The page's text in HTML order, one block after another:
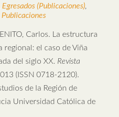
Egresados (Publicaciones),
Publicaciones
Carlos. La estructura
el caso de Viña
del siglo XX. Revista
(ISSN 0718-2120).
de la Región de
Universidad Católica de